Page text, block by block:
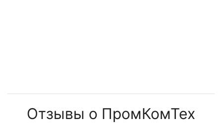
Отзывы о ПромКомТех